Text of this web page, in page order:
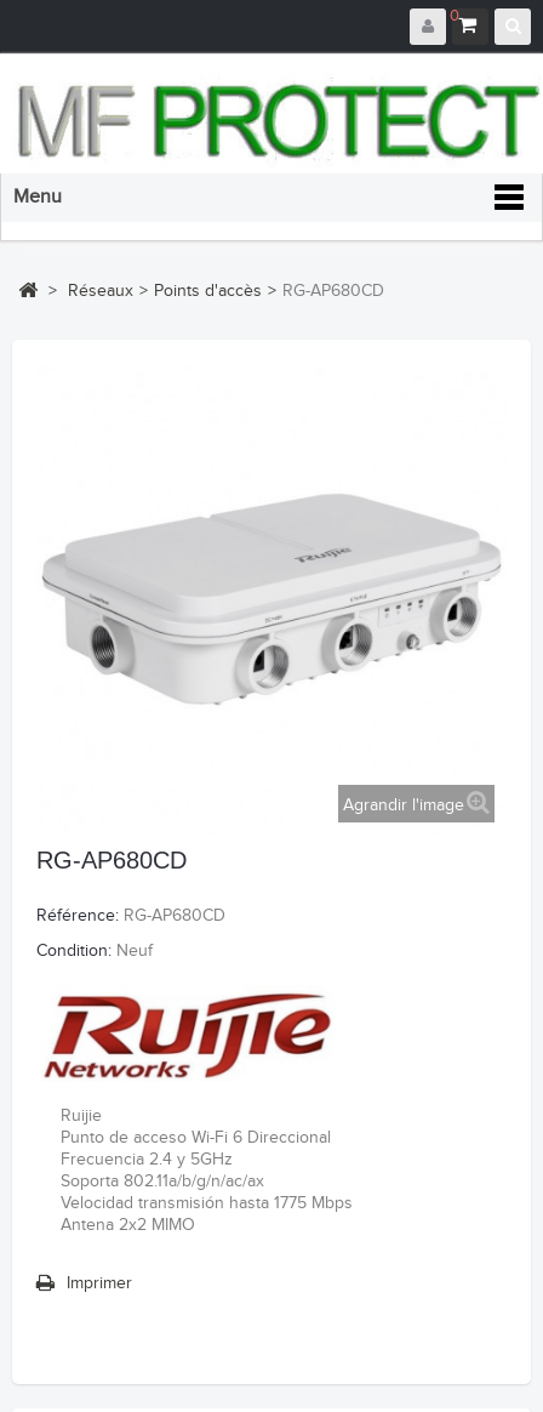
0
Menu
> Réseaux > Points d'accès > RG-AP680CD
Agrandir l'image
RG-AP680CD
Référence: RG-AP680CD
Condition: Neuf
Ruijie
Punto de acceso Wi-Fi 6 Direccional
Frecuencia 2.4 y 5GHz
Soporta 802.11a/b/g/n/ac/ax
Velocidad transmisión hasta 1775 Mbps
Antena 2x2 MIMO
Imprimer